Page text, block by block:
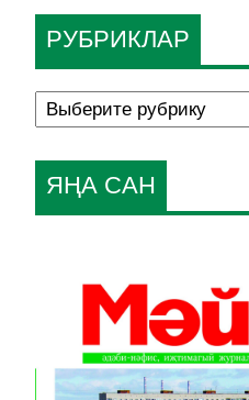
РУБРИКЛАР
ЯҢА САН